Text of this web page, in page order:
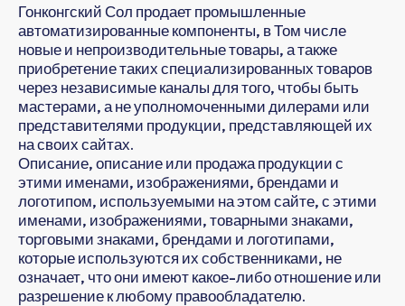
Гонконгский Сол продает промышленные
автоматизированные компоненты, в Том числе
новые и непроизводительные товары, а также
приобретение таких специализированных товаров
через независимые каналы для того, чтобы быть
мастерами, а не уполномоченными дилерами или
представителями продукции, представляющей их
на своих сайтах.
Описание, описание или продажа продукции с
этими именами, изображениями, брендами и
логотипом, используемыми на этом сайте, с этими
именами, изображениями, товарными знаками,
торговыми знаками, брендами и логотипами,
которые используются их собственниками, не
означает, что они имеют какое-либо отношение или
разрешение к любому правообладателю.